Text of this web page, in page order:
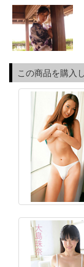
この商品を購入